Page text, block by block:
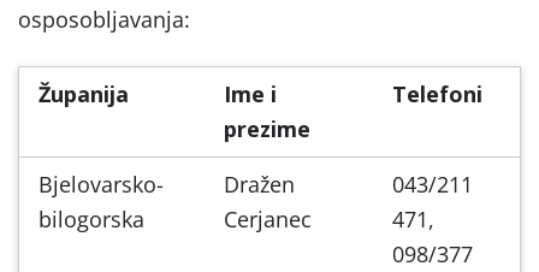
osposobljavanja:
Županija
Ime i
prezime
Telefoni
Bjelovarsko-
bilogorska
Dražen
Cerjanec
043/211
471,
098/377